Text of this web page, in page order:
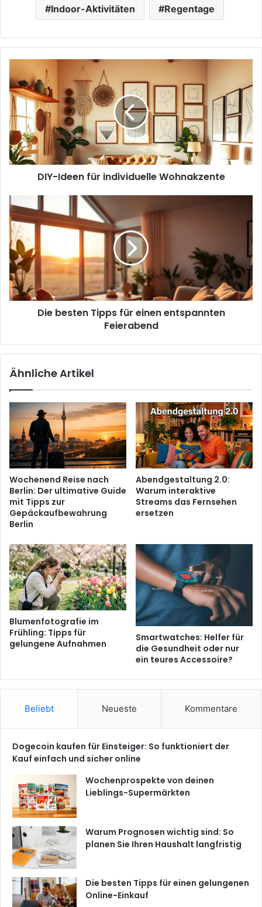
Indoor-Aktivitäten Regentage
Ideen
für
individuelle
Wohnakzente
DIY-Ideen für individuelle Wohnakzente
besten
Tipps
für
einen
entspannten
Feierabend
Die besten Tipps für einen entspannten
Feierabend
Ähnliche Artikel
Wochenend Reise nach
Berlin: Der ultimative Guide
mit Tipps zur
Gepäckaufbewahrung
Berlin
Abendgestaltung 2.0:
Warum interaktive
Streams das Fernsehen
ersetzen
Blumenfotografie im
Frühling: Tipps für
gelungene Aufnahmen
Smartwatches: Helfer für
die Gesundheit oder nur
ein teures Accessoire?
Beliebt Neueste Kommentare
Dogecoin kaufen für Einsteiger: So funktioniert der
Kauf einfach und sicher online
Wochenprospekte von deinen
Lieblings-Supermärkten
Warum Prognosen wichtig sind: So
planen Sie Ihren Haushalt langfristig
Die besten Tipps für einen gelungenen
Online-Einkauf